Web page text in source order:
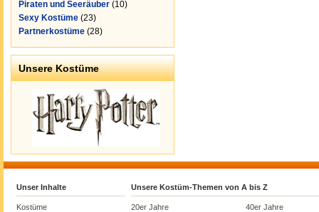
Piraten und Seeräuber (10)
Sexy Kostüme (23)
Partnerkostüme (28)
Unsere Kostüme
Unser Inhalte
Kostüme
Unsere Kostüm-Themen von A bis Z
20er Jahre
40er Jahre